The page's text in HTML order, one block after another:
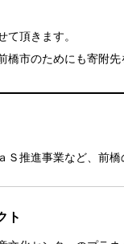
頂きます。
市のためにも寄附先
推進事業など、前
ト